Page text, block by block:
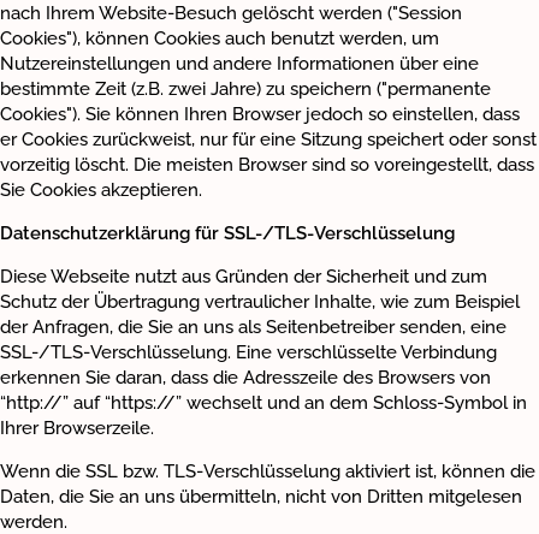
nach Ihrem Website-Besuch gelöscht werden ("Session
Cookies"), können Cookies auch benutzt werden, um
Nutzereinstellungen und andere Informationen über eine
bestimmte Zeit (z.B. zwei Jahre) zu speichern ("permanente
Cookies"). Sie können Ihren Browser jedoch so einstellen, dass
er Cookies zurückweist, nur für eine Sitzung speichert oder sonst
vorzeitig löscht. Die meisten Browser sind so voreingestellt, dass
Sie Cookies akzeptieren.
Datenschutzerklärung für SSL-/TLS-Verschlüsselung
Diese Webseite nutzt aus Gründen der Sicherheit und zum
Schutz der Übertragung vertraulicher Inhalte, wie zum Beispiel
der Anfragen, die Sie an uns als Seitenbetreiber senden, eine
SSL-/TLS-Verschlüsselung. Eine verschlüsselte Verbindung
erkennen Sie daran, dass die Adresszeile des Browsers von
“http://” auf “https://” wechselt und an dem Schloss-Symbol in
Ihrer Browserzeile.
Wenn die SSL bzw. TLS-Verschlüsselung aktiviert ist, können die
Daten, die Sie an uns übermitteln, nicht von Dritten mitgelesen
werden.